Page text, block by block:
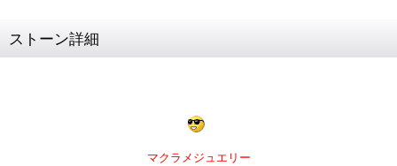
ストーン詳細
マクラメジュエリー